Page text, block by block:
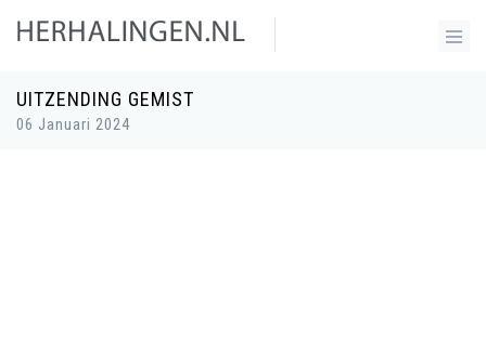
UITZENDING GEMIST
06 Januari 2024